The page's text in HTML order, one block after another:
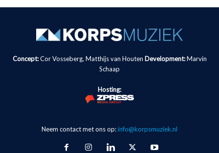
Concept:Cor Vosseberg, Matthijs van Houten Development: Marvin
Schaap
Hosting:
Neem contact met ons op:info@korpsmuziek.nl